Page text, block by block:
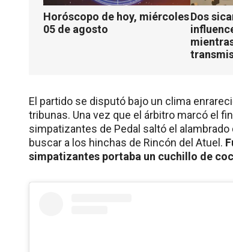
Horóscopo de hoy, miércoles
05 de agosto
Dos
El partido se disputó bajo un clima
tribunas. Una vez que el árbitro marcó el
simpatizantes de Pedal saltó el
buscar a los hinchas de Rincón del Atuel.
simpatizantes portaba un cuchillo de